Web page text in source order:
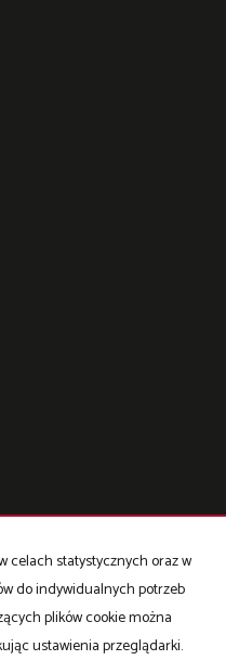
Współpraca Oferta
celach statystycznych oraz w
do indywidualnych potrzeb
plików cookie można
ustawienia przeglądarki.